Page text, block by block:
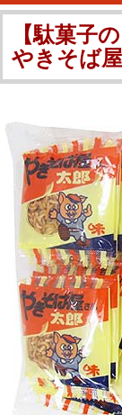
【駄菓子
やきそば